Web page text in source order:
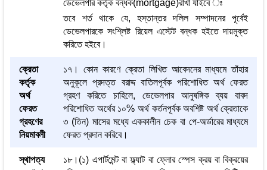
ডেভেলপার কর্তৃক বন্ধক(mortgage)রাখা যাইবে ঃ
তবে শর্ত থাকে যে, হস্তান্তর দলিল সম্পাদনের পূর্বেই
ডেভেলপারকে সংশ্লিষ্ট রিয়েল এস্টেট বন্ধক হইতে দায়মুক্ত
করিতে হইবে।
ক্রেতা
কর্তৃক
অর্থ
ফেরত
গ্রহণের
নিয়মাবলী
১৭। কোন কারণে ক্রেতা লিখিত আবেদনের মাধ্যমে তাঁহার
অনুকূলে প্রদত্ত বরাদ্দ বাতিলপূর্বক পরিশোধিত অর্থ ফেরত
গ্রহণ করিতে চাহিলে, ডেভেলপার আনুষঙ্গিক ব্যয় বাবদ
পরিশোধিত অর্থের ১০% অর্থ কর্তনপূর্বক অবশিষ্ট অর্থ ক্রেতাকে
৩ (তিন) মাসের মধ্যে এককালীন চেক বা পে-অর্ডারের মাধ্যমে
ফেরত প্রদান করিবে।
স্থাপত্য
১৮।(১) এপার্টমেন্ট বা ফ্ল্যাট বা ফ্লোর স্পেস ক্রয় বা বিক্রয়ের